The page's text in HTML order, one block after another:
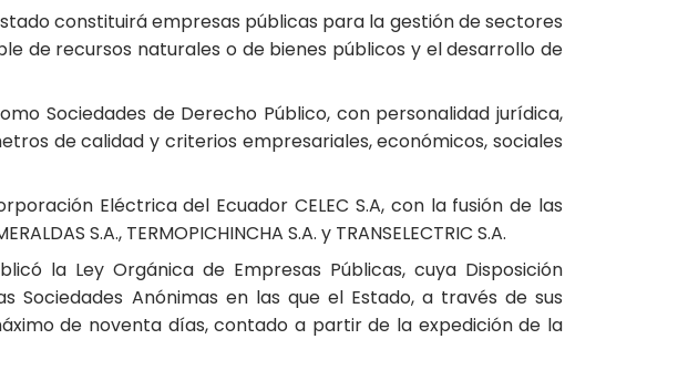
constituirá empresas públicas para la gestión de sectores
de recursos naturales o de bienes públicos y el desarrollo de
Sociedades de Derecho Público, con personalidad jurídica,
de calidad y criterios empresariales, económicos, sociales
Eléctrica del Ecuador CELEC S.A, con la fusión de las
S.A., TERMOPICHINCHA S.A. y TRANSELECTRIC S.A.
la Ley Orgánica de Empresas Públicas, cuya Disposición
Anónimas en las que el Estado, a través de sus
de noventa días, contado a partir de la expedición de la